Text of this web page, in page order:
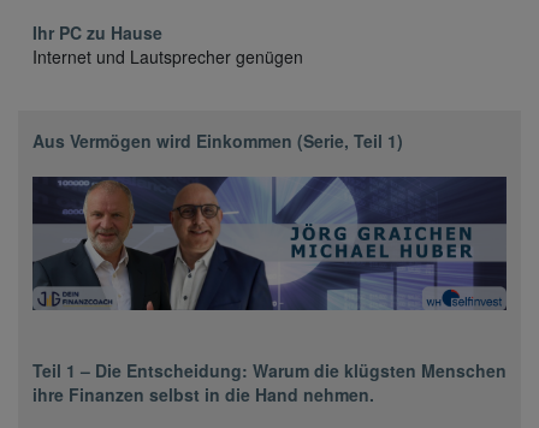
Ihr PC zu Hause
Internet und Lautsprecher genügen
Aus Vermögen wird Einkommen (Serie, Teil 1)
Teil 1 – Die Entscheidung: Warum die klügsten Menschen
ihre Finanzen selbst in die Hand nehmen.